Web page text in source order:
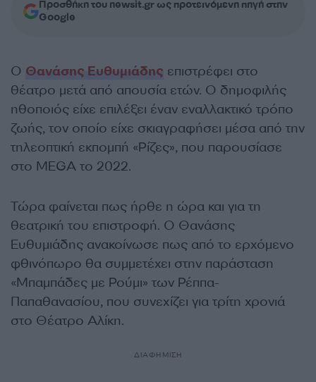
Προσθήκη του newsit.gr ως προτεινόμενη πηγή στην
Google
Ο Θανάσης Ευθυμιάδης επιστρέφει στο
θέατρο μετά από απουσία ετών. Ο δημοφιλής
ηθοποιός είχε επιλέξει έναν εναλλακτικό τρόπο
ζωής, τον οποίο είχε σκιαγραφήσει μέσα από την
τηλεοπτική εκπομπή «Ρίζες», που παρουσίασε
στο MEGA το 2022.
Τώρα φαίνεται πως ήρθε η ώρα και για τη
θεατρική του επιστροφή. Ο Θανάσης
Ευθυμιάδης ανακοίνωσε πως από το ερχόμενο
φθινόπωρο θα συμμετέχει στην παράσταση
«Μπαμπάδες με Ρούμι» των Ρέππα-
Παπαθανασίου, που συνεχίζει για τρίτη χρονιά
στο Θέατρο Αλίκη.
ΔΙΑΦΗΜΙΣΗ